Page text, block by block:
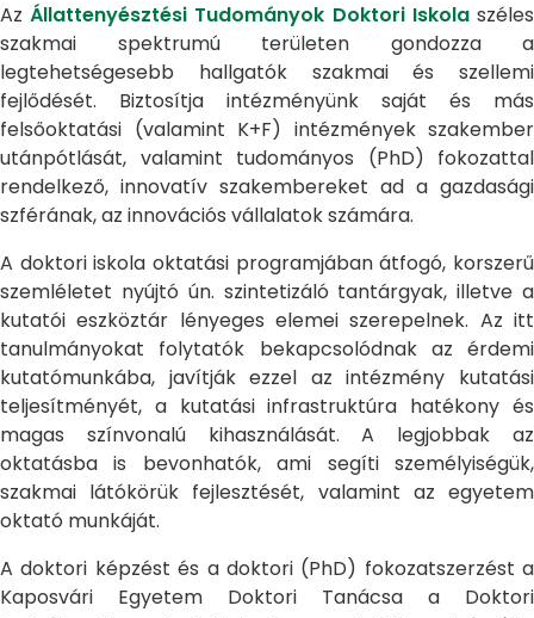
AzÁllattenyésztési Tudományok Doktori Iskolaszéles
szakmai spektrumú területen gondozza a
legtehetségesebb hallgatók szakmai és szellemi
fejlődését. Biztosítja intézményünk saját és más
felsőoktatási (valamint K+F) intézmények szakember
utánpótlását, valamint tudományos (PhD) fokozattal
rendelkező, innovatív szakembereket ad a gazdasági
szférának, az innovációs vállalatok számára.
A doktori iskola oktatási programjában átfogó, korszerű
szemléletet nyújtó ún. szintetizáló tantárgyak, illetve a
kutatói eszköztár lényeges elemei szerepelnek. Az itt
tanulmányokat folytatók bekapcsolódnak az érdemi
kutatómunkába, javítják ezzel az intézmény kutatási
teljesítményét, a kutatási infrastruktúra hatékony és
magas színvonalú kihasználását. A legjobbak az
oktatásba is bevonhatók, ami segíti személyiségük,
szakmai látókörük fejlesztését, valamint az egyetem
oktató munkáját.
A doktori képzést és a doktori (PhD) fokozatszerzést a
Kaposvári Egyetem Doktori Tanácsa a Doktori